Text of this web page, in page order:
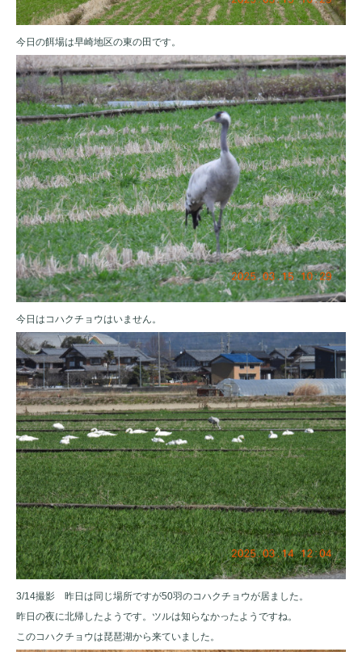
今日の餌場は早崎地区の東の田です。
今日はコハクチョウはいません。
3/14撮影 昨日は同じ場所ですが50羽のコハクチョウが居ました。
昨日の夜に北帰したようです。ツルは知らなかったようですね。
このコハクチョウは琵琶湖から来ていました。